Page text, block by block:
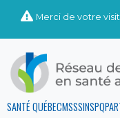
Merci de votre
SANTÉ QUÉBECMSSSINSPQ